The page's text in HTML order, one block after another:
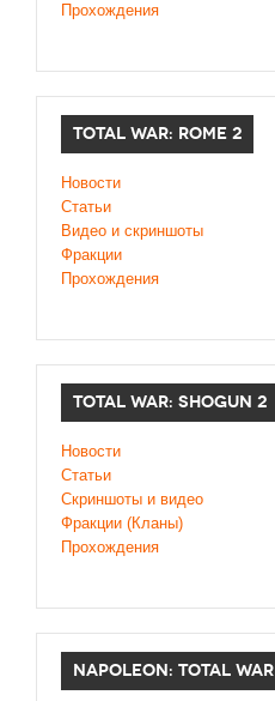
Прохождения
TOTAL WAR: ROME 2
Новости
Статьи
Видео и скриншоты
Фракции
Прохождения
TOTAL WAR: SHOGUN 2
Новости
Статьи
Cкриншоты и видео
Фракции (Кланы)
Прохождения
NAPOLEON: TOTAL WAR